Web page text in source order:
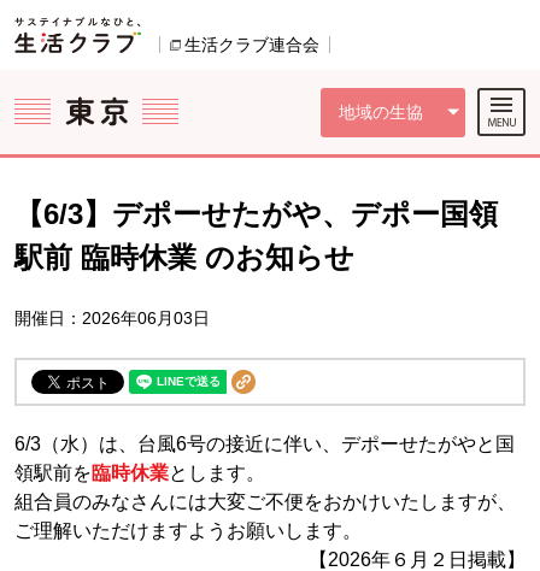
ページの先頭です。
生活クラブ連合会
地域の生協
ここからサイト内共通メニューです。
サイト内共通メニューをスキップする
サイト内共通メニューここまで。
【6/3】デポーせたがや、デポー国領
駅前 臨時休業 のお知らせ
開催日：2026年06月03日
6/3（水）は、台風6号の接近に伴い、デポーせたがやと国
領駅前を臨時休業とします。
組合員のみなさんには大変ご不便をおかけいたしますが、
ご理解いただけますようお願いします。
【2026年６月２日掲載】